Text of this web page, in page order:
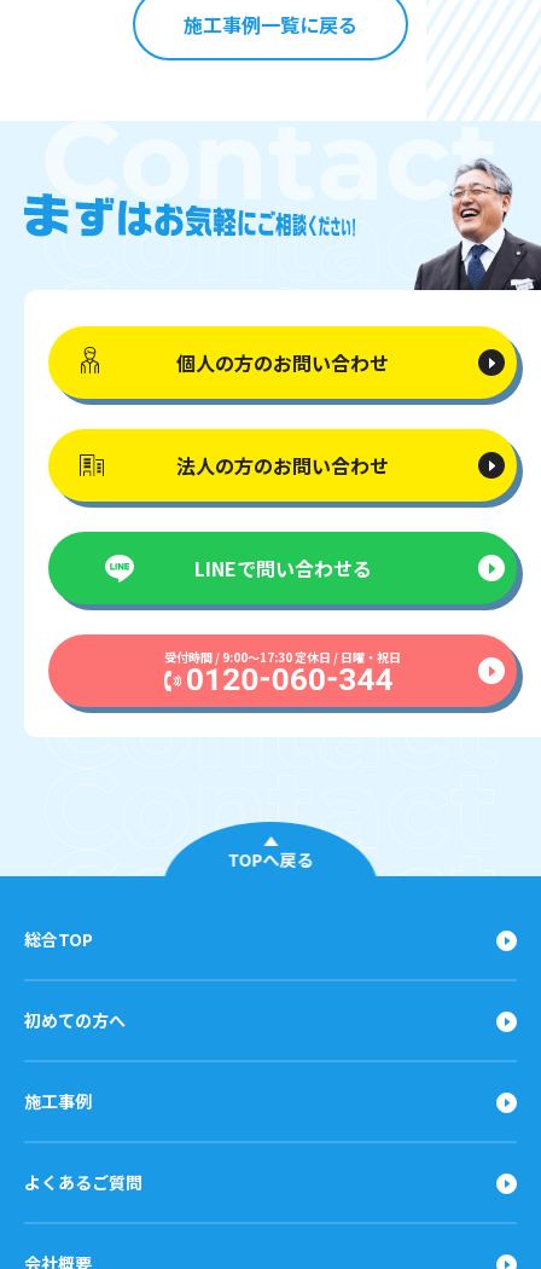
施工事例一覧に戻る
個人の方のお問い合わせ
法人の方のお問い合わせ
LINEで問い合わせる
受付時間 / 9:00〜17:30 定休日 / 日曜・祝日
TOPへ戻る
総合TOP
初めての方へ
施工事例
よくあるご質問
会社概要